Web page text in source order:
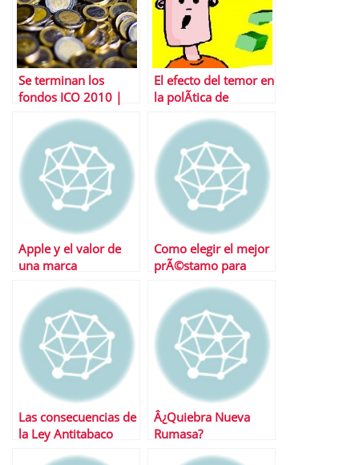
Se terminan los
fondos ICO 2010 |
operaciones
El efecto del temor en
la polÃ­tica de
Apple y el valor de
una marca
Como elegir el mejor
prÃ©stamo para
Las consecuencias de
la Ley Antitabaco
Â¿Quiebra Nueva
Rumasa?